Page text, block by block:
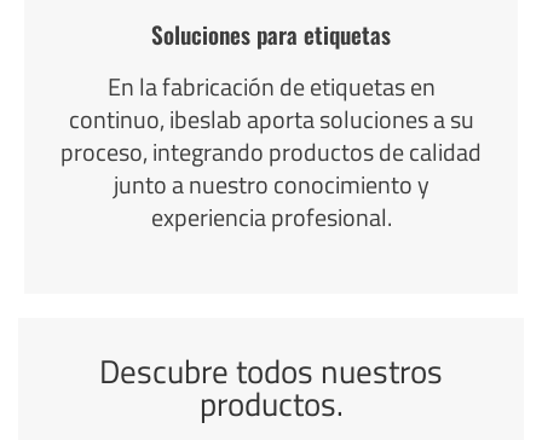
Soluciones para etiquetas
En la fabricación de etiquetas en
continuo, ibeslab aporta soluciones a su
proceso, integrando productos de calidad
junto a nuestro conocimiento y
experiencia profesional.
Descubre todos nuestros
productos.